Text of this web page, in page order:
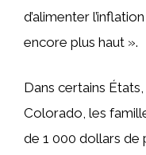
d’alimenter
encore plus haut ».
Dans certains
Colorado, les
de 1 000 dollars de